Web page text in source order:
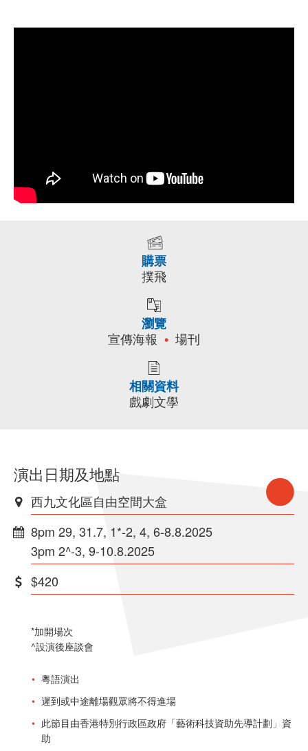
購票
撲飛
瀏覽
宣傳海報
場刊
相關資料
戲劇文學
演出日期及地點
西九文化區自由空間大盒
8pm 29, 31.7, 1*-2, 4, 6-8.8.2025
3pm 2^-3, 9-10.8.2025
$420
*加開場次
^設演後座談會
粵語演出
遲到或中途離場觀眾將不得進場
此節目由香港特別行政區政府「藝術科技資助先導計劃」資
助